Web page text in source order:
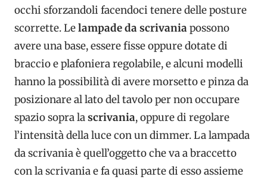
occhi sforzandoli facendoci tenere delle posture
scorrette. Lelampade da scrivaniapossono
avere una base, essere fisse oppure dotate di
braccio e plafoniera regolabile, e alcuni modelli
hanno la possibilità di avere morsetto e pinza da
posizionare al lato del tavolo per non occupare
spazio sopra lascrivania, oppure di regolare
l’intensità della luce con un dimmer. La lampada
da scrivania è quell’oggetto che va a braccetto
con la scrivania e fa quasi parte di esso assieme